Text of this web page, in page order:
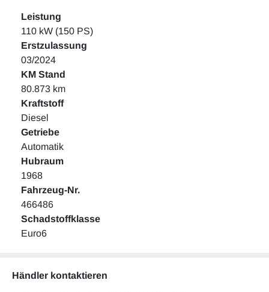
Leistung
110 kW (150 PS)
Erstzulassung
03/2024
KM Stand
80.873 km
Kraftstoff
Diesel
Getriebe
Automatik
Hubraum
1968
Fahrzeug-Nr.
466486
Schadstoffklasse
Euro6
Händler kontaktieren